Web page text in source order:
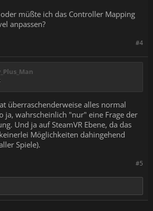
müßte ich das Controller Mapping
anpassen?
#4
überraschenderweise alles normal
ja, wahrscheinlich "nur" eine Frage der
Und ja auf SteamVR Ebene, da das
Möglichkeiten dahingehend
Spiele).
#5